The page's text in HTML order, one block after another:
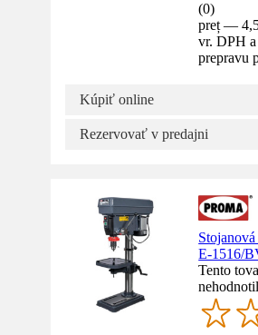
(0)
preț —
vr. DPH
prepravu
Kúpiť online
Rezervovať v predajni
E-1516/
Tento